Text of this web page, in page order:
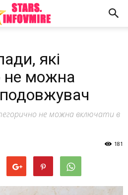
які
не можна
не можна включати в
181